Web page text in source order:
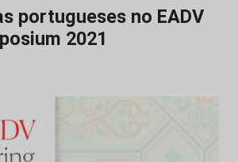
portugueses no EADV
2021